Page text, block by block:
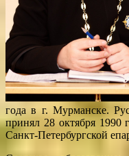
года в г. Мурманске.
принял 28 октября 1990
Санкт-Петербургской